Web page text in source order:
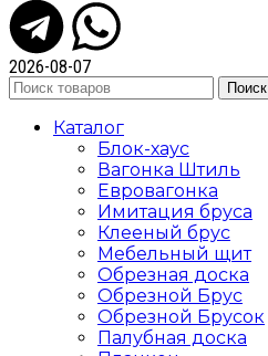
2026-08-07
Поиск
Каталог
Блок-хаус
Вагонка Штиль
Евровагонка
Имитация бруса
Клееный брус
Мебельный щит
Обрезная доска
Обрезной Брус
Обрезной Брусок
Палубная доска